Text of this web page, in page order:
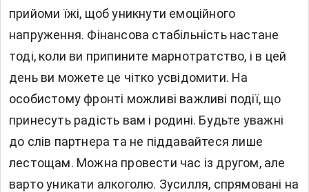
прийоми їжі, щоб уникнути емоційного
напруження. Фінансова стабільність настане
тоді, коли ви припините марнотратство, і в цей
день ви можете це чітко усвідомити. На
особистому фронті можливі важливі події, що
принесуть радість вам і родині. Будьте уважні
до слів партнера та не піддавайтеся лише
лестощам. Можна провести час із другом, але
варто уникати алкоголю. Зусилля, спрямовані на